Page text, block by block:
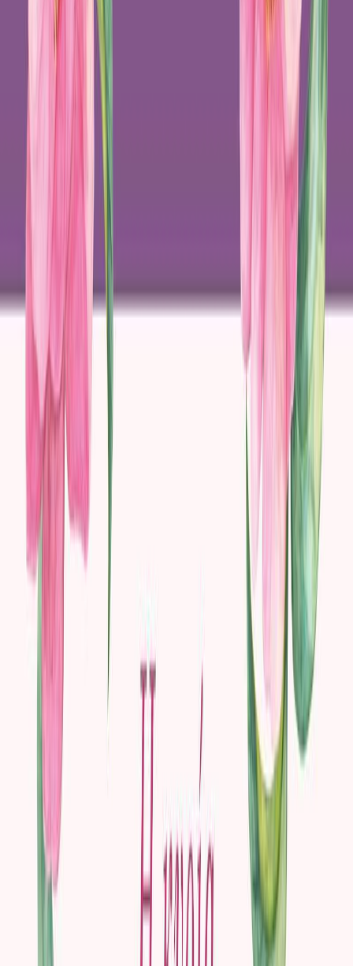
Στην κομψή παριζιάνικη κοινωνία του δέκατου ένατου αιώνα ο
μυστηριώδη Μαργκερίτ Γκοτιέ, μια νέα γυναίκα ελευθερίων ηθών.
Ερωτεύονται, κι η Μαργκερίτ δέχεται να εγκαταλείψει το
αμαρτωλό παρελθόν της για χάρη του Αρμάν και τον ακολουθεί
στην εξοχή, μακριά από την πόλη και τα δεσμά της κοινωνίας του
Ωστόσο, αυτή η ειδυλλιακή παράνομη σχέση διακόπτεται ξαφνικά